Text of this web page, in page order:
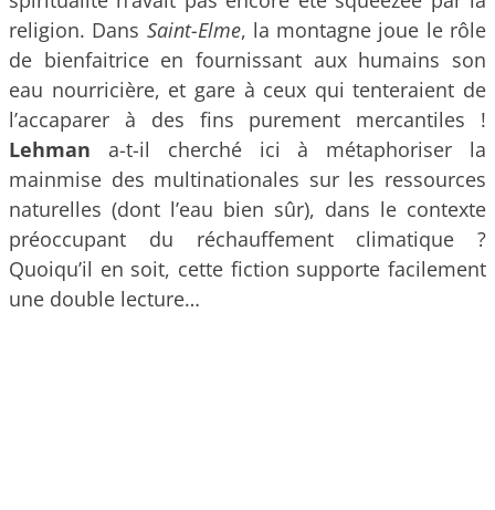
religion. Dans Saint-Elme, la montagne joue le rôle
de bienfaitrice en fournissant aux humains son
eau nourricière, et gare à ceux qui tenteraient de
l’accaparer à des fins purement mercantiles !
Lehman a-t-il cherché ici à métaphoriser la
mainmise des multinationales sur les ressources
naturelles (dont l’eau bien sûr), dans le contexte
préoccupant du réchauffement climatique ?
Quoiqu’il en soit, cette fiction supporte facilement
une double lecture…